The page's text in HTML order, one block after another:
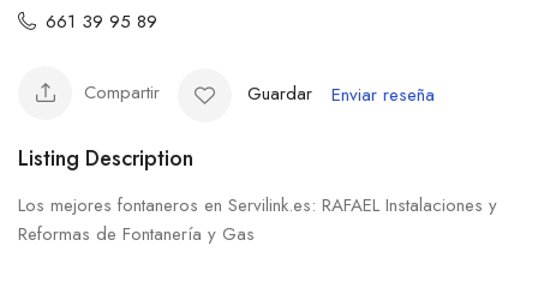
661 39 95 89
Compartir Guardar Enviar reseña
Listing Description
Los mejores fontaneros en Servilink.es: RAFAEL Instalaciones y
Reformas de Fontanería y Gas